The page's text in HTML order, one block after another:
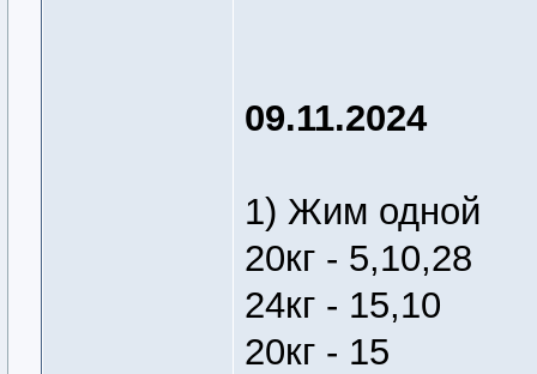
09.11.2024
1) Жим одной
20кг - 5,10,28
24кг - 15,10
20кг - 15